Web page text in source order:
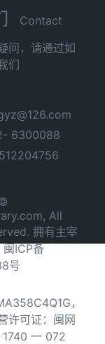
Contact
问，请通过如
们
6300088
All
拥有主宰
闽ICP备
号
，
许可证：闽网
一 072